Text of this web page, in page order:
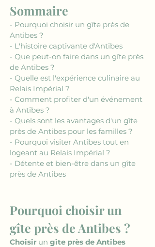
Sommaire
- Pourquoi choisir un gîte près de
Antibes ?
- L'histoire captivante d'Antibes
- Que peut-on faire dans un gîte près
de Antibes ?
- Quelle est l'expérience culinaire au
Relais Impérial ?
- Comment profiter d'un événement
à Antibes ?
- Quels sont les avantages d'un gîte
près de Antibes pour les familles ?
- Pourquoi visiter Antibes tout en
logeant au Relais Impérial ?
- Détente et bien-être dans un gîte
près de Antibes
Pourquoi choisir un
gîte près de Antibes ?
Choisir un gîte près de Antibes